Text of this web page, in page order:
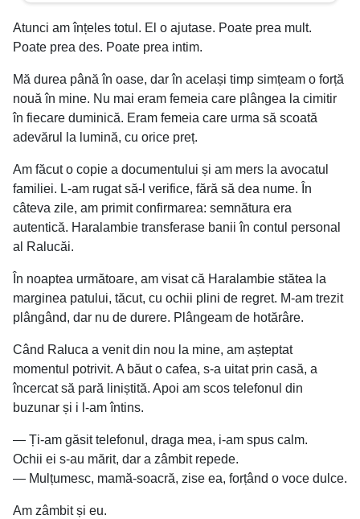
Atunci am înțeles totul. El o ajutase. Poate prea mult.
Poate prea des. Poate prea intim.
Mă durea până în oase, dar în același timp simțeam o forță
nouă în mine. Nu mai eram femeia care plângea la cimitir
în fiecare duminică. Eram femeia care urma să scoată
adevărul la lumină, cu orice preț.
Am făcut o copie a documentului și am mers la avocatul
familiei. L-am rugat să-l verifice, fără să dea nume. În
câteva zile, am primit confirmarea: semnătura era
autentică. Haralambie transferase banii în contul personal
al Ralucăi.
În noaptea următoare, am visat că Haralambie stătea la
marginea patului, tăcut, cu ochii plini de regret. M-am trezit
plângând, dar nu de durere. Plângeam de hotărâre.
Când Raluca a venit din nou la mine, am așteptat
momentul potrivit. A băut o cafea, s-a uitat prin casă, a
încercat să pară liniștită. Apoi am scos telefonul din
buzunar și i l-am întins.
— Ți-am găsit telefonul, draga mea, i-am spus calm.
Ochii ei s-au mărit, dar a zâmbit repede.
— Mulțumesc, mamă-soacră, zise ea, forțând o voce dulce.
Am zâmbit și eu.